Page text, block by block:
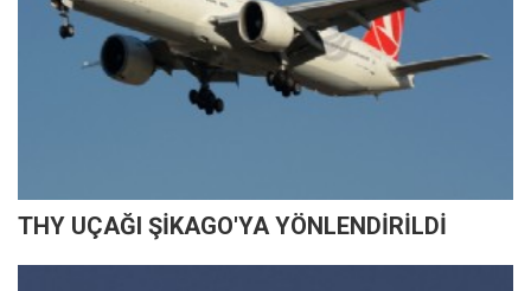
THY UÇAĞI ŞİKAGO'YA YÖNLENDİRİLDİ